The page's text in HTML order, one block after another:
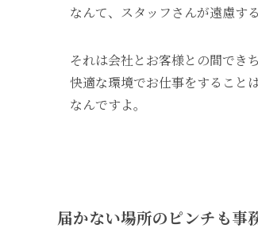
なんて、スタッフさんが遠慮す
それは会社とお客様との間でき
快適な環境でお仕事をすること
なんですよ。
届かない場所のピンチも事